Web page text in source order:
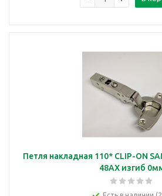
Петля накладная 110* CLIP-ON
48AX изгиб